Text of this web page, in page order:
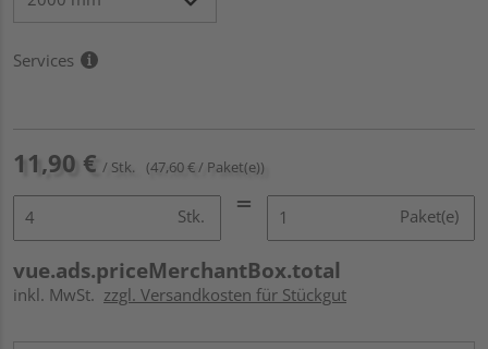
Services
11,90 € / Stk. (47,60 € / Paket(e))
Stk. Paket(e)
vue.ads.priceMerchantBox.total
inkl. MwSt. zzgl. Versandkosten für Stückgut